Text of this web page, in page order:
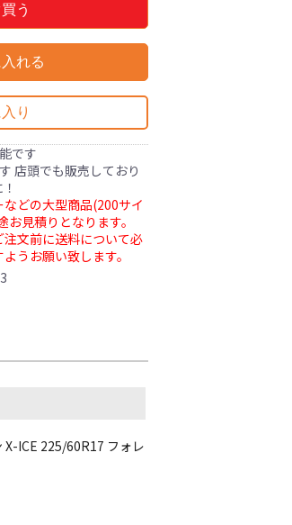
う
れる
り
です
店頭でも販売しており
どの大型商品(200サイ
見積りとなります。
文前に送料について必
うお願い致します。
X-ICE 225/60R17 フォレ